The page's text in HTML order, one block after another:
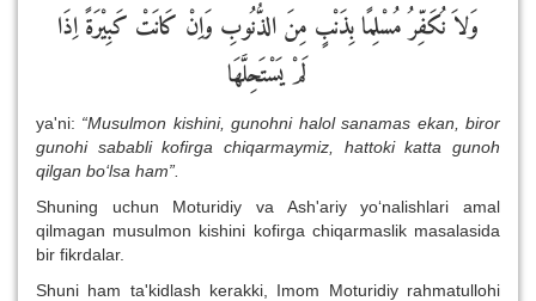
وَلاَ نُكَفِّرُ مُسْلِمًا بِذَنْبٍ مِنَ الذُّنُوبِ وَاِنْ كَانَتْ كَبِيْرَةً اِذَا
لَمْ يَسْتَحِلَّهَا
ya'ni: “Musulmon kishini, gunohni halol sanamas ekan, biror
gunohi sababli kofirga chiqarmaymiz, hattoki katta gunoh
qilgan bo‘lsa ham”.
Shuning uchun Moturidiy va Ash'ariy yo‘nalishlari amal
qilmagan musulmon kishini kofirga chiqarmaslik masalasida
bir fikrdalar.
Shuni ham ta'kidlash kerakki, Imom Moturidiy rahmatullohi